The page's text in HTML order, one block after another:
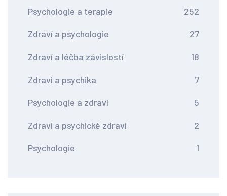
Psychologie a terapie 252
Zdraví a psychologie 27
Zdraví a léčba závislostí 18
Zdraví a psychika 7
Psychologie a zdraví 5
Zdraví a psychické zdraví 2
Psychologie 1